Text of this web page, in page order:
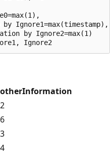
by Ignore2=max(1)
otherInformation
2
6
3
4